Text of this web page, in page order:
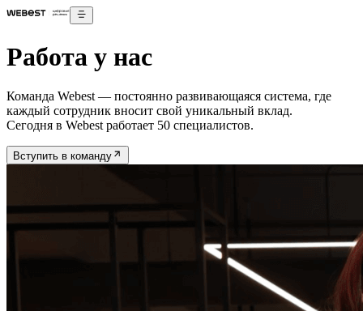
Работа у нас
Команда Webest — постоянно развивающаяся система, где
каждый сотрудник вносит свой уникальный вклад.
Сегодня в Webest работает 50 специалистов.
Вступить в команду